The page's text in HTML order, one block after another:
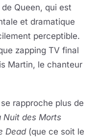
de Queen, qui est
et dramatique
perceptible.
zapping TV final
Martin, le chanteur
se rapproche plus de
Nuit des Morts
Dead(que ce soit le